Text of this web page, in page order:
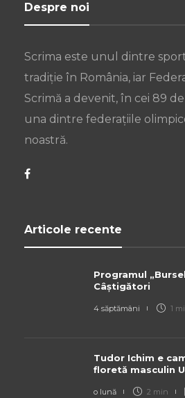
Despre noi
Scrima este unul dintre
tradiție în România, iar
Scrimă a devenit, în cei 89
una dintre federațiile
noastră.
Articole recente
Programul
Câștigători
4 săptămâni 1
Tudor Ichim e
floretă masculin
o lună 2 min